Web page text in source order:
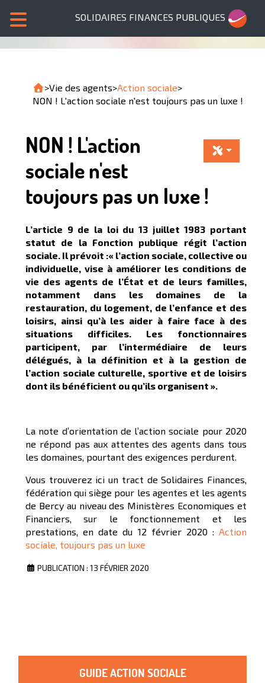
SOLIDAIRES FINANCES PUBLIQUES
>Vie des agents>Action sociale>
NON ! L'action sociale n'est toujours pas un luxe !
NON ! L'action
sociale n'est
toujours pas un luxe !
L’article 9 de la loi du 13 juillet 1983 portant
statut de la Fonction publique régit l’action
sociale. Il prévoit :« l’action sociale, collective ou
individuelle, vise à améliorer les conditions de
vie des agents de l’État et de leurs familles,
notamment dans les domaines de la
restauration, du logement, de l’enfance et des
loisirs, ainsi qu’à les aider à faire face à des
situations difficiles. Les fonctionnaires
participent, par l’intermédiaire de leurs
délégués, à la définition et à la gestion de
l’action sociale culturelle, sportive et de loisirs
dont ils bénéficient ou qu’ils organisent ».
La note d’orientation de l’action sociale pour 2020
ne répond pas aux attentes des agents dans tous
les domaines, pourtant des exigences perdurent.
Vous trouverez ici un tract de Solidaires Finances,
fédération qui siège pour les agentes et les agents
de Bercy au niveau des Ministères Economiques et
Financiers, sur le fonctionnement et les
prestations, en date du 12 février 2020 : Action
sociale, toujours pas un luxe
PUBLICATION : 13 FÉVRIER 2020
GUIDE ACTION SOCIALE